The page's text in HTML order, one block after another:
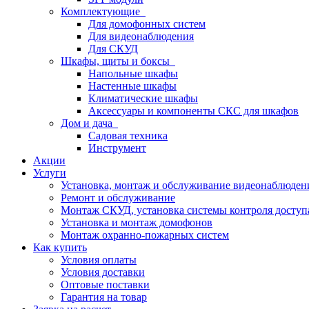
Комплектующие
Для домофонных систем
Для видеонаблюдения
Для СКУД
Шкафы, щиты и боксы
Напольные шкафы
Настенные шкафы
Климатические шкафы
Аксессуары и компоненты СКС для шкафов
Дом и дача
Садовая техника
Инструмент
Акции
Услуги
Установка, монтаж и обслуживание
Ремонт и обслуживание
Монтаж СКУД, установка системы контроля
Установка и монтаж домофонов
Монтаж охранно-пожарных систем
Как купить
Условия оплаты
Условия доставки
Оптовые поставки
Гарантия на товар